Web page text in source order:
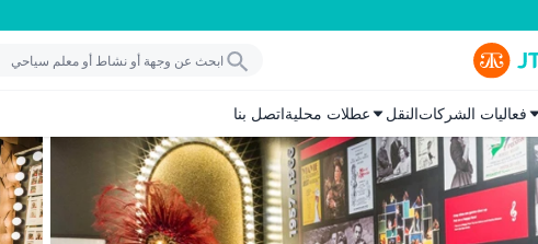
فعاليات الشركاتالنقل عطلات محليةاتصل بنا